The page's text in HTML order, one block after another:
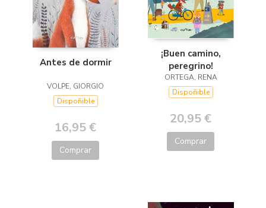
Antes de dormir
VOLPE, GIORGIO
Dispoñible
16,95 €
Comprar
¡Buen camino,
peregrino!
ORTEGA, RENA
Dispoñible
20,95 €
Comprar